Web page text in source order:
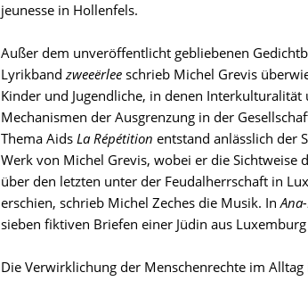
jeunesse in Hollenfels.
Außer dem unveröffentlicht gebliebenen
Lyrikbandzweeërlee schrieb Michel Grevis
Kinder und Jugendliche, in denen
Mechanismen der Ausgrenzung in der
Thema Aids La Répétition entstand anlässlich der
Werk von Michel Grevis, wobei er die
über den letzten unter der Feudalherrschaft in
erschien, schrieb Michel Zeches die Musik. In
sieben fiktiven Briefen einer Jüdin aus
Die Verwirklichung der Menschenrechte im